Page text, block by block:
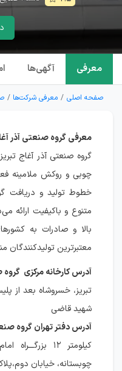
معرفی آگهی‌ها
صفحه اصلی معرفی شرکت‌ها
معرفی گروه صنعتی آذر
چوبی و روکش ملامینه
خطوط تولید و دریافت
متنوع و باکیفیت ارائه
بالا و صادرات به
معتبرترین
آدرس کارخانه مرکزی
تبریز، خسروشاه بعد از
شهید قاضی
آدرس دفتر تهران گروه
کیلومتر ۱۲
چوبستانه، خیابان دوم،پلاک